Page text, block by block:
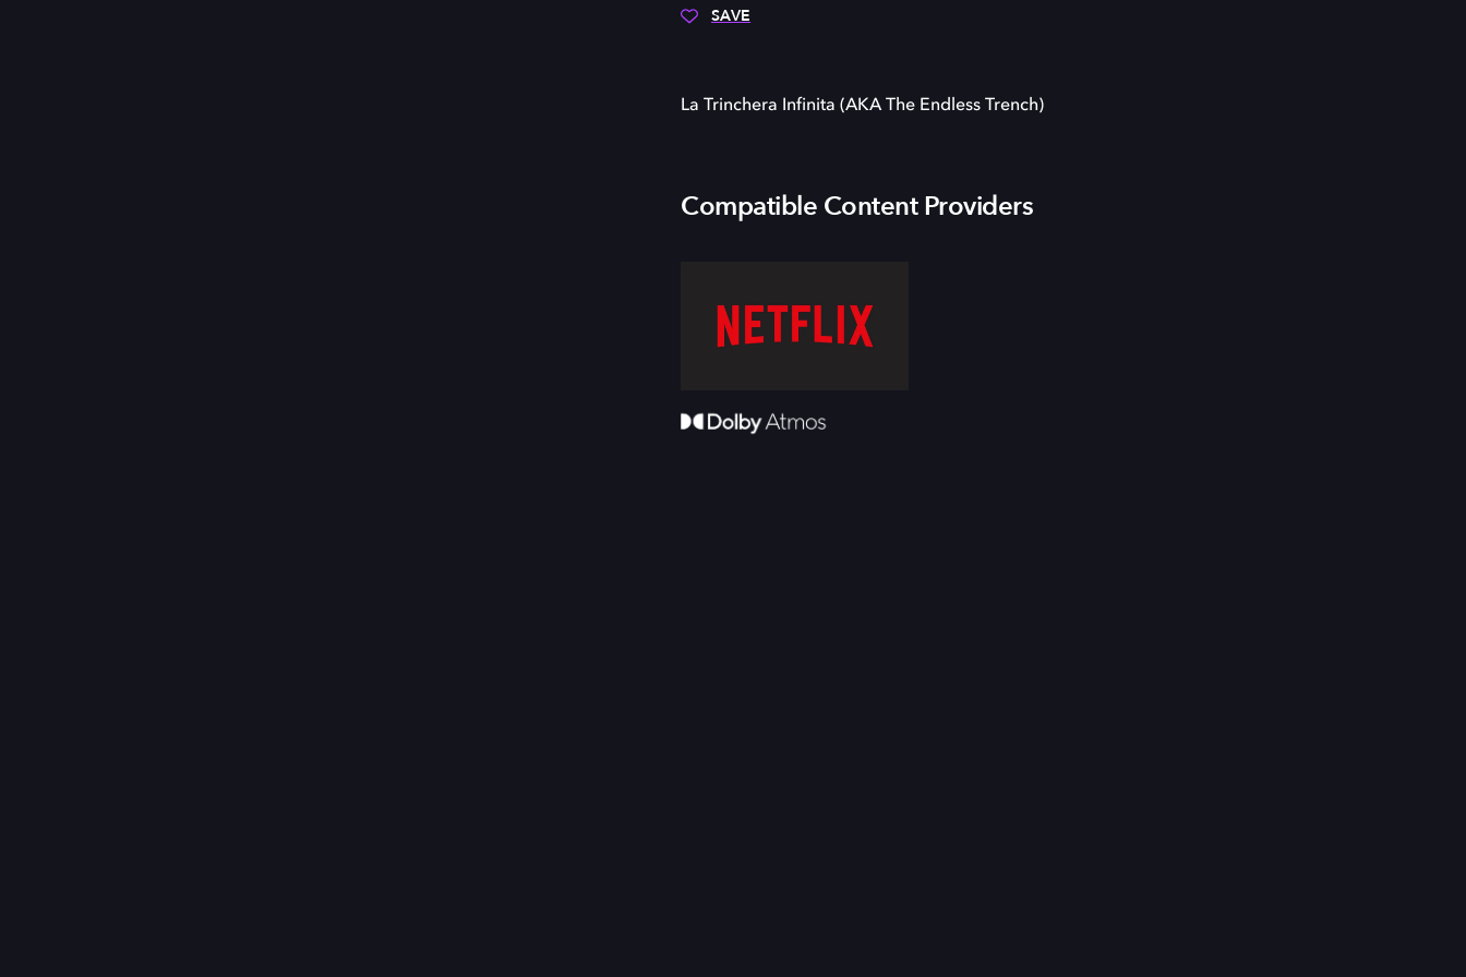
SAVE
La Trinchera Infinita (AKA The Endless Trench)
Compatible Content Providers